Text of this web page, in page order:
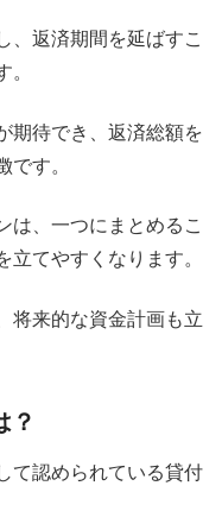
、返済期間を延ばすこ
。
期待でき、返済総額を
です。
は、一つにまとめるこ
立てやすくなります。
将来的な資金計画も立
？
て認められている貸付